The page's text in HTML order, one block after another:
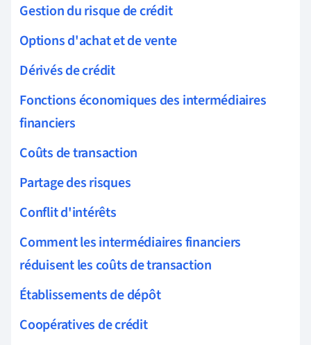
Gestion du risque de crédit
Options d'achat et de vente
Dérivés de crédit
Fonctions économiques des intermédiaires
financiers
Coûts de transaction
Partage des risques
Conflit d'intérêts
Comment les intermédiaires financiers
réduisent les coûts de transaction
Établissements de dépôt
Coopératives de crédit